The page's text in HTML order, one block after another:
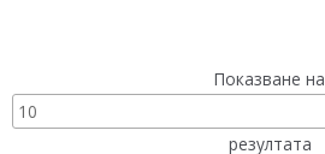
Показване на
резултата